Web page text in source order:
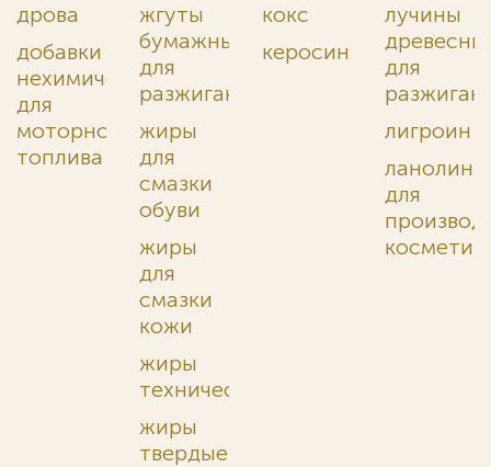
дрова
добавки
нехимические
для
моторного
топлива
жгуты
бумажные
для
разжигания
жиры
для
смазки
обуви
жиры
для
смазки
кожи
жиры
технические
жиры
твердые
кокс
керосин
лучины
для
лигроин
ланолин
для